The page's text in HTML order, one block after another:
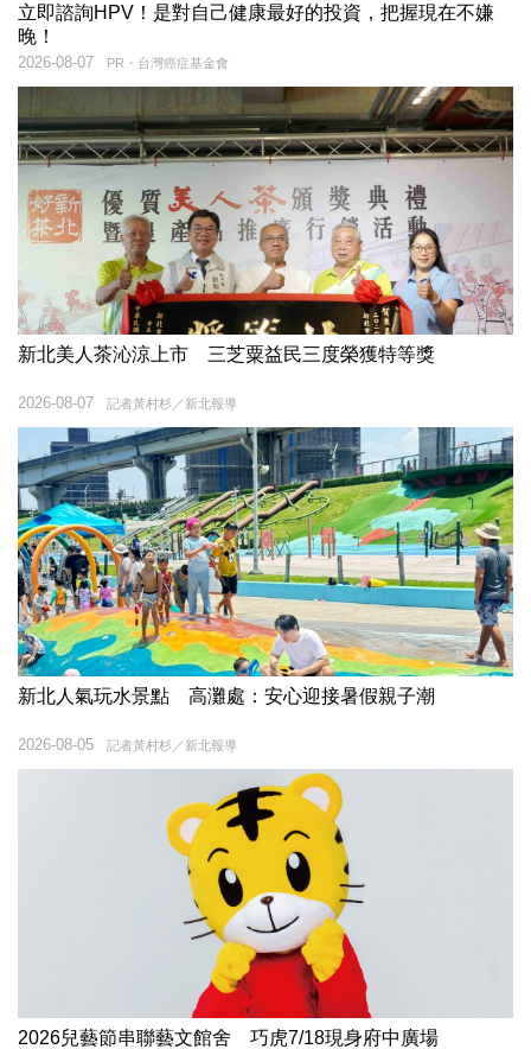
立即諮詢HPV！是對自己健康最好的投資，把握現在不嫌
晚！
PR・台灣癌症基金會
2026-08-07
新北美人茶沁涼上市 三芝粟益民三度榮獲特等獎
記者黃村杉／新北報導
2026-08-07
新北人氣玩水景點 高灘處：安心迎接暑假親子潮
記者黃村杉／新北報導
2026-08-05
2026兒藝節串聯藝文館舍 巧虎7/18現身府中廣場